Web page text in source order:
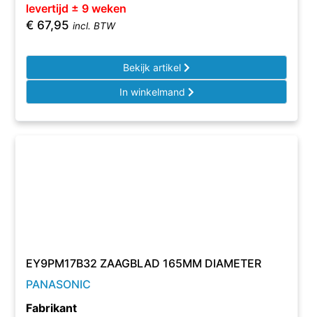
levertijd ± 9 weken
€ 67,95 incl. BTW
Bekijk artikel
In winkelmand
EY9PM17B32 ZAAGBLAD 165MM DIAMETER
PANASONIC
Fabrikant